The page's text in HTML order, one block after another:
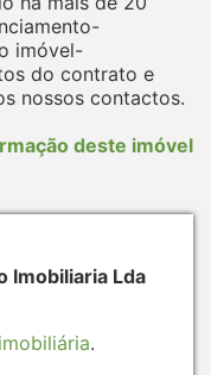
imóvel-
do contrato e
nossos contactos.
deste imóvel
Imobiliaria Lda
.